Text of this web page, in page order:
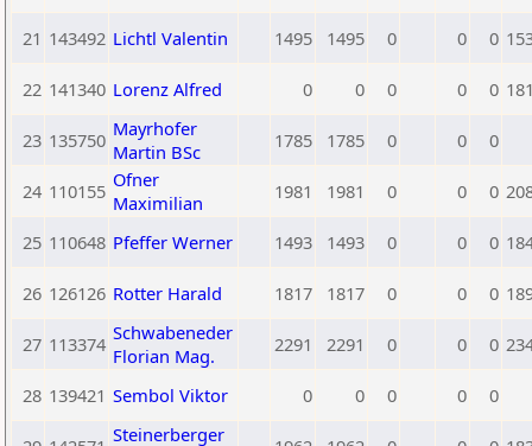
21 143492 Lichtl Valentin 1495 1495 0 0 0
22 141340 Lorenz Alfred 0 0 0 0 0
23 135750 Mayrhofer
Martin BSc
1785 1785 0 0 0
24 110155 Ofner
Maximilian
1981 1981 0 0 0
25 110648 Pfeffer Werner 1493 1493 0 0 0
26 126126 Rotter Harald 1817 1817 0 0 0
27 113374 Schwabeneder
Florian Mag.
2291 2291 0 0 0
28 139421 Sembol Viktor 0 0 0 0 0
Steinerberger